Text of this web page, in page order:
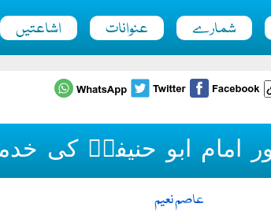
شمارے عنوانات اشاعتیں
امام ابو حنیفہؒ کی
عاصم نعیم